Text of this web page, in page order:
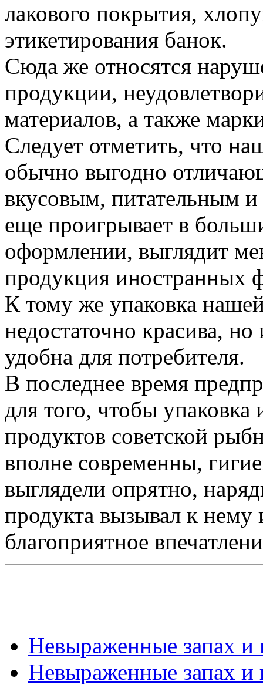
лакового покрытия,
этикетирования банок.
Сюда же относятся
продукции,
материалов, а также
Следует отметить, что
обычно выгодно
вкусовым, питательным и
еще проигрывает в
оформлении, выглядит
продукция иностранных
К тому же упаковка
недостаточно красива,
удобна для потребителя.
В последнее время
для того, чтобы
продуктов советской
вполне современны,
выглядели опрятно,
продукта вызывал к нему
благоприятное
Невыраженные запах и
Невыраженные запах и